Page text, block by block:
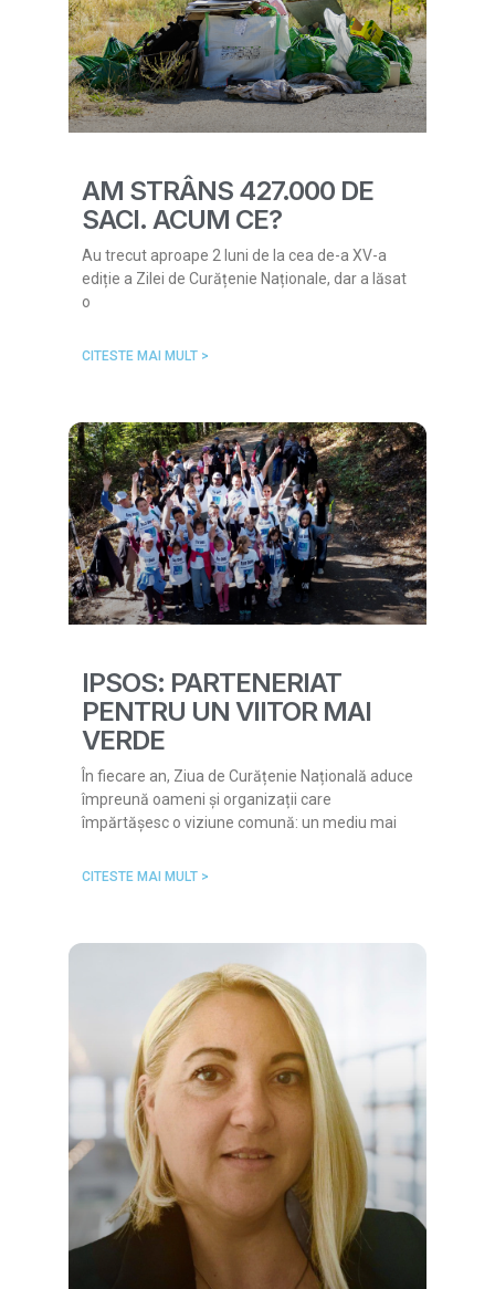
AM STRÂNS 427.000 DE
SACI. ACUM CE?
Au trecut aproape 2 luni de la cea de-a XV-a
ediție a Zilei de Curățenie Naționale, dar a lăsat
o
CITESTE MAI MULT >
IPSOS: PARTENERIAT
PENTRU UN VIITOR MAI
VERDE
În fiecare an, Ziua de Curățenie Națională aduce
împreună oameni și organizații care
împărtășesc o viziune comună: un mediu mai
CITESTE MAI MULT >